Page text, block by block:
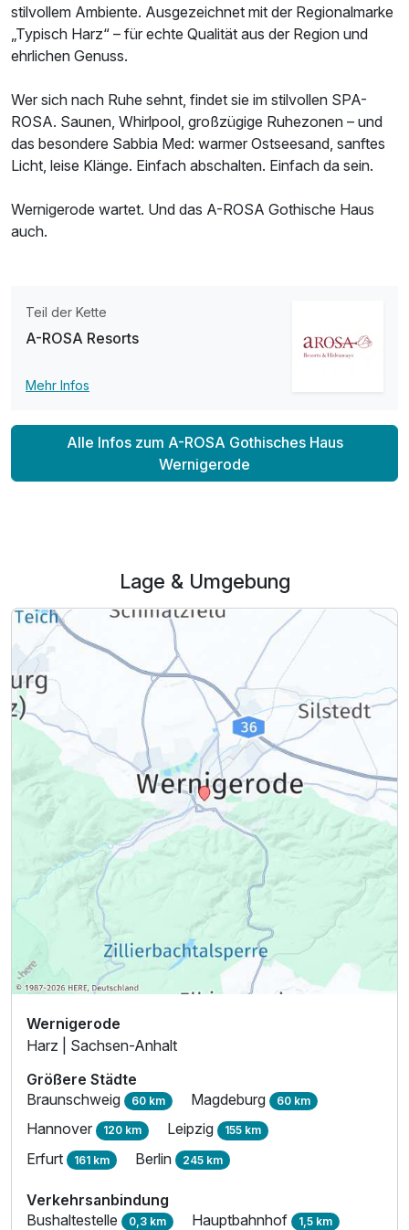
Einzelzimmer Komfort
1 Erwachsenen
Ausstattung
Zusatznächte
stilvollem Ambiente. Ausgezeichnet mit der Regionalmarke
„Typisch Harz“ – für echte Qualität aus der Region und
ehrlichen Genuss.
Wer sich nach Ruhe sehnt, findet sie im stilvollen SPA-
ROSA. Saunen, Whirlpool, großzügige Ruhezonen – und
das besondere Sabbia Med: warmer Ostseesand, sanftes
Licht, leise Klänge. Einfach abschalten. Einfach da sein.
Wernigerode wartet. Und das A-ROSA Gothische Haus
auch.
Teil der Kette
A-ROSA Resorts
Mehr Infos
Alle Infos zum A-ROSA Gothisches Haus
Wernigerode
Lage & Umgebung
Wernigerode
Harz | Sachsen-Anhalt
Größere Städte
Braunschweig 60 km Magdeburg 60 km
Hannover 120 km Leipzig 155 km
Erfurt 161 km Berlin 245 km
Verkehrsanbindung
Bushaltestelle 0,3 km Hauptbahnhof 1,5 km